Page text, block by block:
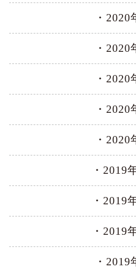
2020
2020
2020
2020
2020
2019
2019
2019
2019